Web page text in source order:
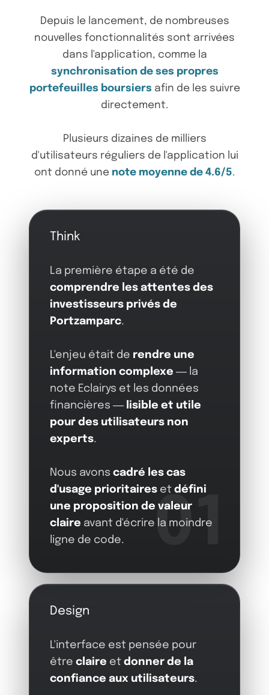
Depuis le lancement, de nombreuses
nouvelles fonctionnalités sont arrivées
dans l'application, comme la
synchronisation de ses propres
portefeuilles boursiers afin de les suivre
directement.
Plusieurs dizaines de milliers
d'utilisateurs réguliers de l'application lui
ont donné une note moyenne de 4.6/5.
01
Think
La première étape a été de
comprendre les attentes des
investisseurs privés de
Portzamparc.
L'enjeu était de rendre une
information complexe — la
note Eclairys et les données
financières — lisible et utile
pour des utilisateurs non
experts.
Nous avons cadré les cas
d'usage prioritaires et défini
une proposition de valeur
claire avant d'écrire la moindre
ligne de code.
Design
L'interface est pensée pour
être claire et donner de la
confiance aux utilisateurs.